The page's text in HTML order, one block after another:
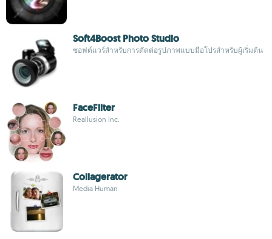
Soft4Boost Photo Studio
ซอฟต์แวร์สำหรับการตัดต่อรูปภาพแบบมือโปรสำหรับผู้เริ่มต้น
FaceFilter
Reallusion Inc.
Collagerator
Media Human